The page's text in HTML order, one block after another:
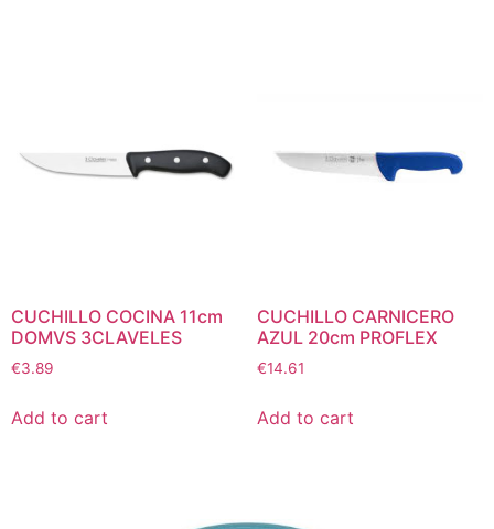
CUCHILLO COCINA 11cm
DOMVS 3CLAVELES
€3.89
Add to cart
CUCHILLO CARNICERO
AZUL 20cm PROFLEX
€14.61
Add to cart